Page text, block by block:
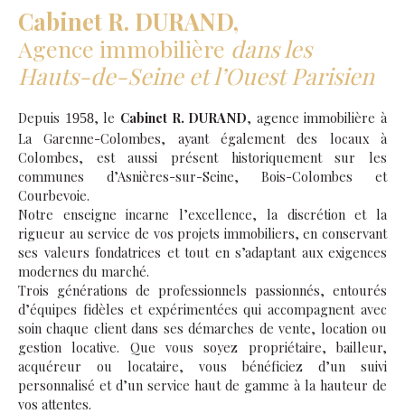
Cabinet R. DURAND,
Agence immobilière dans les
Hauts-de-Seine et l’Ouest Parisien
Depuis 1958, le Cabinet R. DURAND, agence immobilière à
La Garenne-Colombes, ayant également des locaux à
Colombes, est aussi présent historiquement sur les
communes d’Asnières-sur-Seine, Bois-Colombes et
Courbevoie.
Notre enseigne incarne l’excellence, la discrétion et la
rigueur au service de vos projets immobiliers, en conservant
ses valeurs fondatrices et tout en s’adaptant aux exigences
modernes du marché.
Trois générations de professionnels passionnés, entourés
d’équipes fidèles et expérimentées qui accompagnent avec
soin chaque client dans ses démarches de vente, location ou
gestion locative. Que vous soyez propriétaire, bailleur,
acquéreur ou locataire, vous bénéficiez d’un suivi
personnalisé et d’un service haut de gamme à la hauteur de
vos attentes.